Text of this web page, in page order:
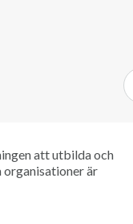
att utbilda och
organisationer är